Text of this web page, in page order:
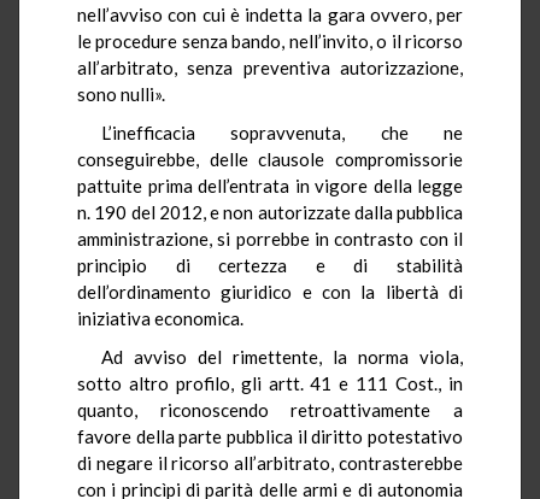
nell’avviso con cui è indetta la gara ovvero, per
le procedure senza bando, nell’invito, o il ricorso
all’arbitrato, senza preventiva autorizzazione,
sono nulli».
L’inefficacia sopravvenuta, che ne
conseguirebbe, delle clausole compromissorie
pattuite prima dell’entrata in vigore della legge
n. 190 del 2012, e non autorizzate dalla pubblica
amministrazione, si porrebbe in contrasto con il
principio di certezza e di stabilità
dell’ordinamento giuridico e con la libertà di
iniziativa economica.
Ad avviso del rimettente, la norma viola,
sotto altro profilo, gli artt. 41 e 111 Cost., in
quanto, riconoscendo retroattivamente a
favore della parte pubblica il diritto potestativo
di negare il ricorso all’arbitrato, contrasterebbe
con i princìpi di parità delle armi e di autonomia